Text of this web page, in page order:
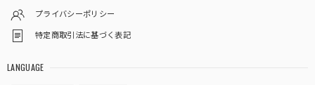
プライバシーポリシー
特定商取引法に基づく表記
LANGUAGE